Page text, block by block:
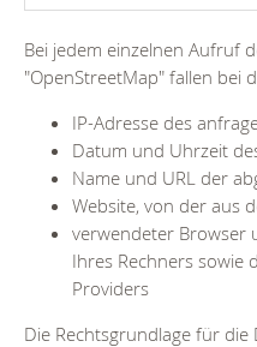
Bei jedem einzelnen Aufruf
"OpenStreetMap" fallen bei
IP-Adresse des
Datum und Uhrzeit
Name und URL der
Website, von der aus
verwendeter Browser
Ihres Rechners sowie
Providers
Die Rechtsgrundlage für